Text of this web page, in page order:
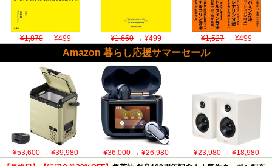
¥1,870→ ¥499 ¥1,650→ ¥499 ¥1,527→ ¥499
Amazon 暮らし応援サマーセール
¥53,600→ ¥39,980 ¥36,000→ ¥26,980 ¥23,980→ ¥18,980